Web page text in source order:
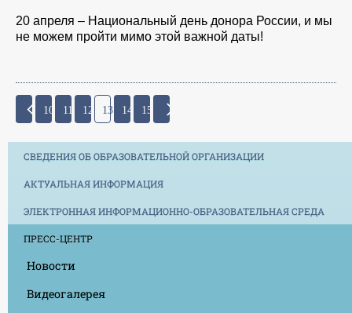
20 апреля – Национальный день донора России, и мы
не можем пройти мимо этой важной даты!
10 11 12 13 14 15
СВЕДЕНИЯ ОБ ОБРАЗОВАТЕЛЬНОЙ ОРГАНИЗАЦИИ
АКТУАЛЬНАЯ ИНФОРМАЦИЯ
ЭЛЕКТРОННАЯ ИНФОРМАЦИОННО-ОБРАЗОВАТЕЛЬНАЯ СРЕДА
ПРЕСС-ЦЕНТР
Новости
Видеогалерея